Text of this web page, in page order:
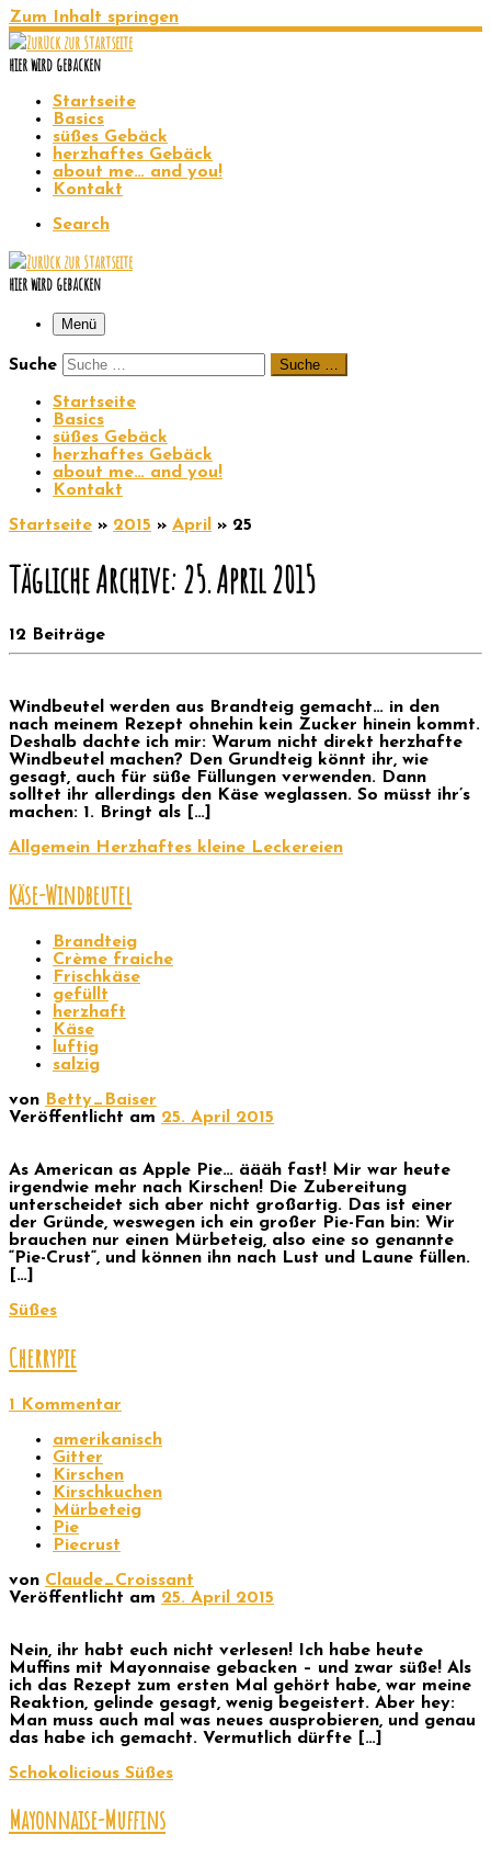
Zum Inhalt springen
hier wird gebacken
Startseite
Basics
süßes Gebäck
herzhaftes Gebäck
about me… and you!
Kontakt
Search
hier wird gebacken
Menü
Suche Suche …
Startseite
Basics
süßes Gebäck
herzhaftes Gebäck
about me… and you!
Kontakt
Startseite » 2015 » April » 25
Tägliche Archive:25. April 2015
12 Beiträge
Windbeutel werden aus Brandteig gemacht… in den
nach meinem Rezept ohnehin kein Zucker hinein kommt.
Deshalb dachte ich mir: Warum nicht direkt herzhafte
Windbeutel machen? Den Grundteig könnt ihr, wie
gesagt, auch für süße Füllungen verwenden. Dann
solltet ihr allerdings den Käse weglassen. So müsst ihr’s
machen: 1. Bringt als […]
Allgemein Herzhaftes kleine Leckereien
Käse-Windbeutel
Brandteig
Crème fraiche
Frischkäse
gefüllt
herzhaft
Käse
luftig
salzig
von Betty_Baiser
Veröffentlicht am 25. April 2015
As American as Apple Pie… äääh fast! Mir war heute
irgendwie mehr nach Kirschen! Die Zubereitung
unterscheidet sich aber nicht großartig. Das ist einer
der Gründe, weswegen ich ein großer Pie-Fan bin: Wir
brauchen nur einen Mürbeteig, also eine so genannte
“Pie-Crust“, und können ihn nach Lust und Laune füllen.
[…]
Süßes
Cherrypie
1 Kommentar
amerikanisch
Gitter
Kirschen
Kirschkuchen
Mürbeteig
Pie
Piecrust
von Claude_Croissant
Veröffentlicht am 25. April 2015
Nein, ihr habt euch nicht verlesen! Ich habe heute
Muffins mit Mayonnaise gebacken – und zwar süße! Als
ich das Rezept zum ersten Mal gehört habe, war meine
Reaktion, gelinde gesagt, wenig begeistert. Aber hey:
Man muss auch mal was neues ausprobieren, und genau
das habe ich gemacht. Vermutlich dürfte […]
Schokolicious Süßes
Mayonnaise-Muffins